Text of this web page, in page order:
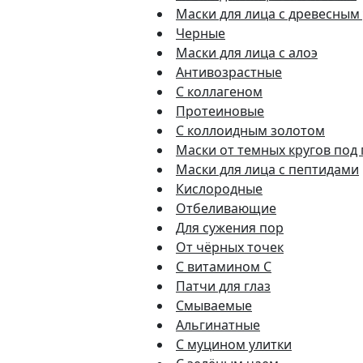
Маски для лица с древесным
Черные
Маски для лица с алоэ
Антивозрастные
С коллагеном
Протеиновые
С коллоидным золотом
Маски от темных кругов под
Маски для лица с пептидами
Кислородные
Отбеливающие
Для сужения пор
От чёрных точек
С витамином C
Патчи для глаз
Смываемые
Альгинатные
С муцином улитки